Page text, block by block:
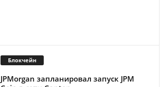
Блокчейн
JPMorgan запланировал запуск JPM